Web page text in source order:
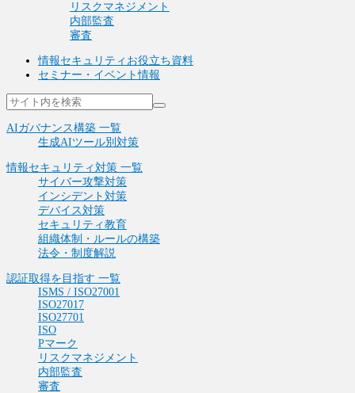
リスクマネジメント
内部監査
審査
情報セキュリティお役立ち資料
セミナー・イベント情報
AIガバナンス構築 一覧
生成AIツール別対策
情報セキュリティ対策 一覧
サイバー攻撃対策
インシデント対策
デバイス対策
セキュリティ教育
組織体制・ルールの構築
法令・制度解説
認証取得を目指す 一覧
ISMS / ISO27001
ISO27017
ISO27701
ISO
Pマーク
リスクマネジメント
内部監査
審査